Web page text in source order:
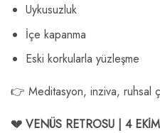
Uykusuzluk
İçe kapanma
Eski korkularla yüzleşme
👉 Meditasyon, inziva, ruhsal
💔 VENÜS RETROSU | 4